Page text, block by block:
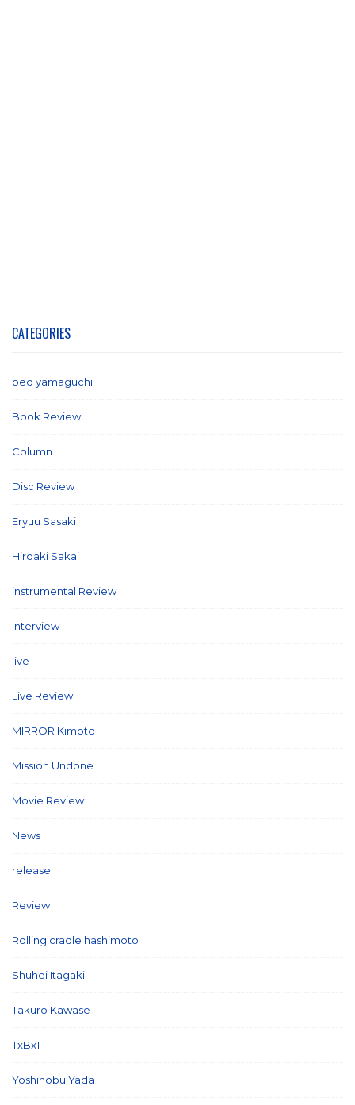
CATEGORIES
bed yamaguchi
Book Review
Column
Disc Review
Eryuu Sasaki
Hiroaki Sakai
instrumental Review
Interview
live
Live Review
MIRROR Kimoto
Mission Undone
Movie Review
News
release
Review
Rolling cradle hashimoto
Shuhei Itagaki
Takuro Kawase
TxBxT
Yoshinobu Yada